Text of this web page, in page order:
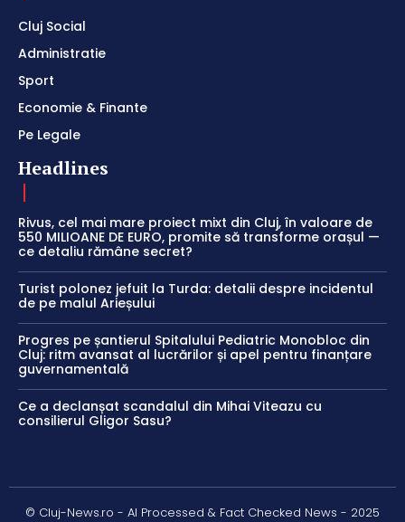
Cluj Social
Administratie
Sport
Economie & Finante
Pe Legale
Headlines
Rivus, cel mai mare proiect mixt din Cluj, în valoare de
550 MILIOANE DE EURO, promite să transforme orașul —
ce detaliu rămâne secret?
Turist polonez jefuit la Turda: detalii despre incidentul
de pe malul Arieșului
Progres pe șantierul Spitalului Pediatric Monobloc din
Cluj: ritm avansat al lucrărilor și apel pentru finanțare
guvernamentală
Ce a declanșat scandalul din Mihai Viteazu cu
consilierul Gligor Sasu?
© Cluj-News.ro - AI Processed & Fact Checked News - 2025